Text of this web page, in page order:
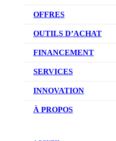
VÉHICULES
OFFRES
OFFRES DU
OUTILS D’ACHAT
CONFIGUREZ
RÉSERVEZ UN
DEMANDEZ UN
FINANCEMENT
NOTRE DIFFÉRENCE
DEMANDE DE
SERVICES
NOTRE PROMESSE
PRENDRE UN
INNOVATION
TECHNOLOGIE
À PROPOS